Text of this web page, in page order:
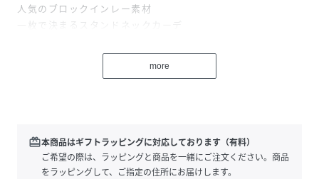
人気のブロックインレー素材
一枚で決まるスタンドネックカーデ
3本の糸で編まれるスウェットに対し2本の糸で編まれたイン
スタンドネックは、留めて着ても、フルオープンでも決まり
ます。
more
redeem本商品はギフトラッピングに対応しております（有料）
ご希望の際は、ラッピングと商品を一緒にご注文ください。商品
をラッピングして、ご指定の住所にお届けします。